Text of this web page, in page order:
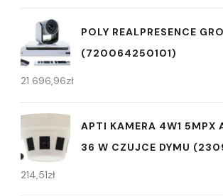
POLY REALPRESENCE
(720064250101)
21 696,96zł
APTI KAMERA 4W1 5MPX
36 W CZUJCE DYMU
214,51zł